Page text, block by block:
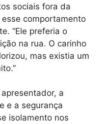
sociais fora da
comportamento
“Ele preferia o
na rua. O carinho
mas existia um
a
e a segurança
isolamento nos